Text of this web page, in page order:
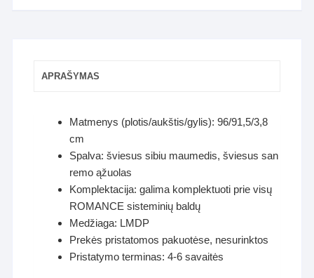
APRAŠYMAS
Matmenys (plotis/aukštis/gylis): 96/91,5/3,8
cm
Spalva: šviesus sibiu maumedis, šviesus san
remo ąžuolas
Komplektacija: galima komplektuoti prie visų
ROMANCE sisteminių baldų
Medžiaga: LMDP
Prekės pristatomos pakuotėse, nesurinktos
Pristatymo terminas: 4-6 savaitės